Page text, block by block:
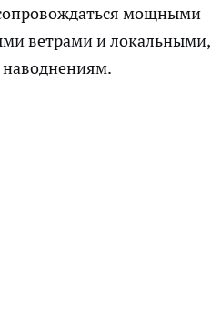
мощными
ветрами и локальными,